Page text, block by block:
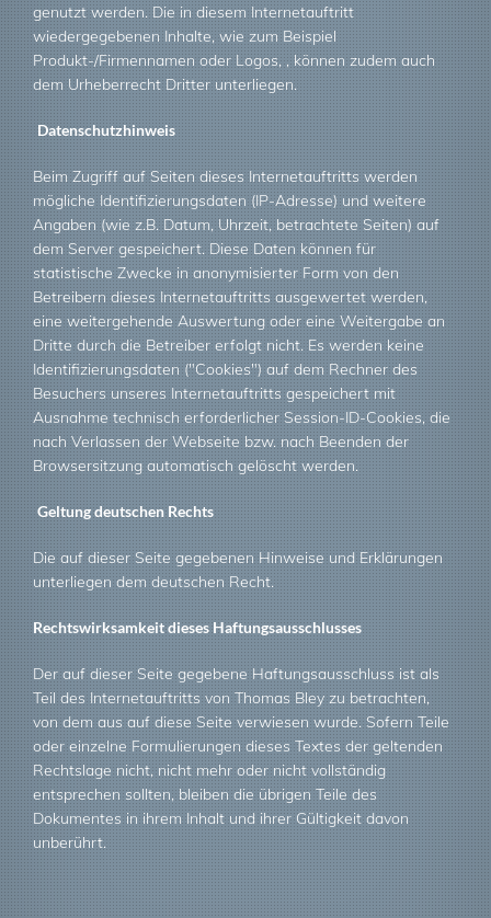
genutzt werden. Die in diesem Internetauftritt
wiedergegebenen Inhalte, wie zum Beispiel
Produkt-/Firmennamen oder Logos, , können zudem auch
dem Urheberrecht Dritter unterliegen.
Datenschutzhinweis
Beim Zugriff auf Seiten dieses Internetauftritts werden
mögliche Identifizierungsdaten (IP-Adresse) und weitere
Angaben (wie z.B. Datum, Uhrzeit, betrachtete Seiten) auf
dem Server gespeichert. Diese Daten können für
statistische Zwecke in anonymisierter Form von den
Betreibern dieses Internetauftritts ausgewertet werden,
eine weitergehende Auswertung oder eine Weitergabe an
Dritte durch die Betreiber erfolgt nicht. Es werden keine
Identifizierungsdaten ("Cookies") auf dem Rechner des
Besuchers unseres Internetauftritts gespeichert mit
Ausnahme technisch erforderlicher Session-ID-Cookies, die
nach Verlassen der Webseite bzw. nach Beenden der
Browsersitzung automatisch gelöscht werden.
Geltung deutschen Rechts
Die auf dieser Seite gegebenen Hinweise und Erklärungen
unterliegen dem deutschen Recht.
Rechtswirksamkeit dieses Haftungsausschlusses
Der auf dieser Seite gegebene Haftungsausschluss ist als
Teil des Internetauftritts von Thomas Bley zu betrachten,
von dem aus auf diese Seite verwiesen wurde. Sofern Teile
oder einzelne Formulierungen dieses Textes der geltenden
Rechtslage nicht, nicht mehr oder nicht vollständig
entsprechen sollten, bleiben die übrigen Teile des
Dokumentes in ihrem Inhalt und ihrer Gültigkeit davon
unberührt.